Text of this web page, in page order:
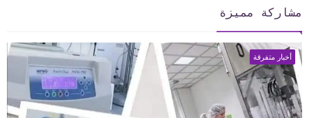
مشاركة مميزة
أخبار متفرقة